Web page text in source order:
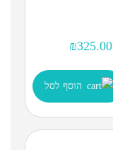
₪325.00
הוסף לסל